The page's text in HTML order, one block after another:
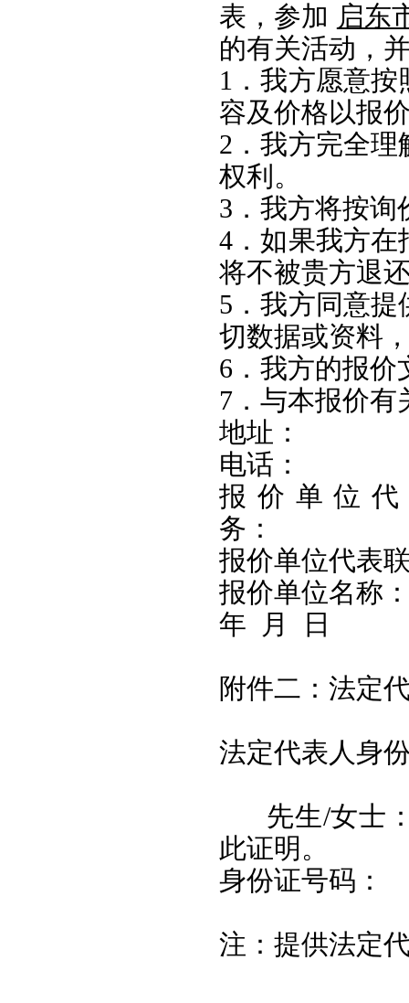
表，参加 启东
的有关活动，
1．我方愿意
容及价格以报
2．我方完全
权利。
3．我方将按询
4．如果我方在
将不被贵方退
5．我方同意
切数据或资料
6．我方的报价
7．与本报价有
地
电
报价
务
报价单
报价单位
年 月 日
附件二：法定
法定代表人身
先生/女士：
此证明。
身份证号码
注：提供法定